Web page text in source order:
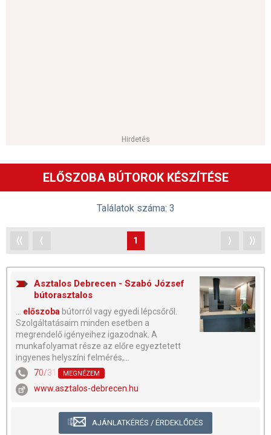
Hirdetés
ELŐSZOBA BÚTOROK KÉSZÍTÉSE
Találatok száma: 3
⟨⟨ ⟨ 1 ⟩ ⟩⟩
Asztalos Debrecen - Szabó József
bútorasztalos
előszoba bútorról vagy egyedi lépcsőről.
Szolgáltatásaim minden esetben a
megrendelő igényeihez igazodnak. A
munkafolyamat része az előre egyeztetett
ingyenes helyszíni felmérés,...
70/313-2922
MEGNÉZEM
www.asztalos-debrecen.hu
AJÁNLATKÉRÉS / ÉRDEKLŐDÉS